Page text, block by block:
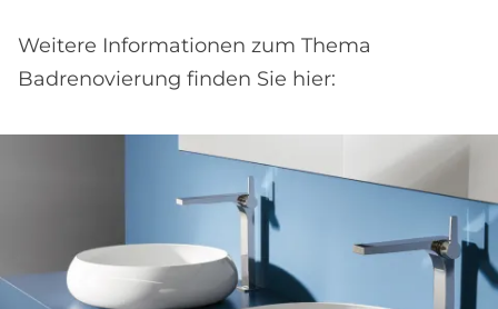
Weitere Informationen zum Thema
Badrenovierung finden Sie hier: